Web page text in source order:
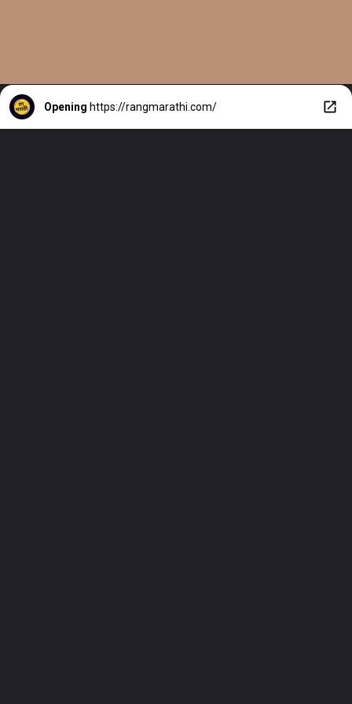
Opening https://rangmarathi.com/